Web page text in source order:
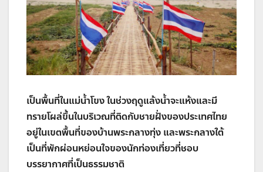
เป็นพื้นที่ในแม่น้ำโขง ในช่วงฤดูแล้งน้ำจะแห้งและมี
ทรายโผล่ขึ้นในบริเวณที่ติดกับชายฝั่งของประเทศไทย
อยู่ในเขตพื้นที่ของบ้านพระกลางทุ่ง และพระกลางใต้
เป็นที่พักผ่อนหย่อนใจของนักท่องเที่ยวที่ชอบ
บรรยากาศที่เป็นธรรมชาติ